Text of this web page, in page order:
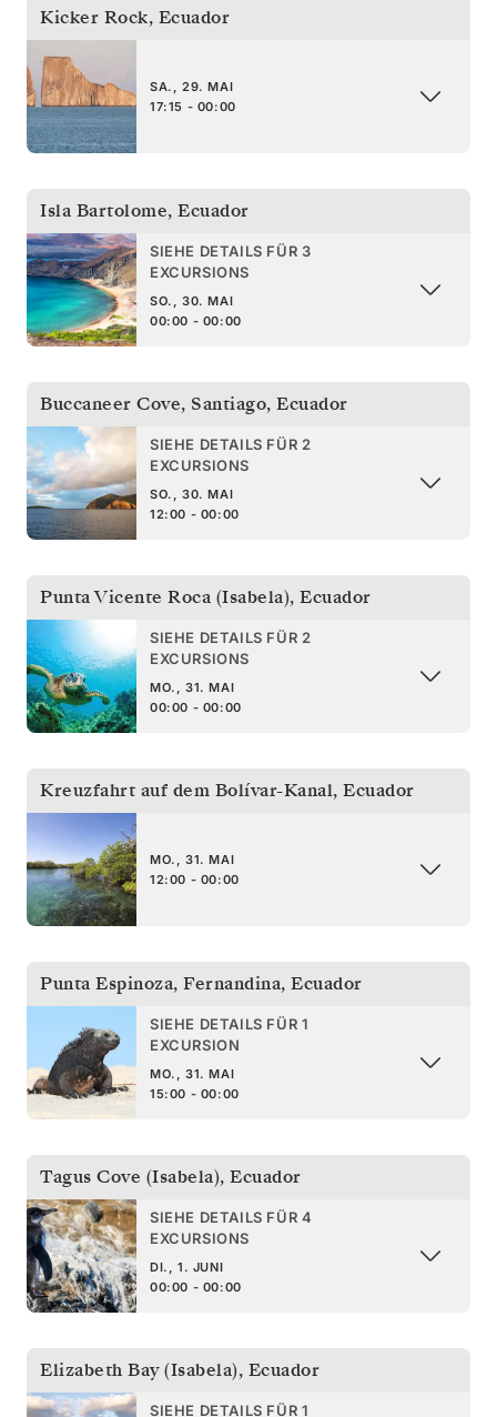
Kicker Rock, Ecuador
SA., 29. MAI
17:15 - 00:00
Isla Bartolome, Ecuador
SIEHE DETAILS FÜR 3
EXCURSIONS
SO., 30. MAI
00:00 - 00:00
Buccaneer Cove, Santiago, Ecuador
SIEHE DETAILS FÜR 2
EXCURSIONS
SO., 30. MAI
12:00 - 00:00
Punta Vicente Roca (Isabela), Ecuador
SIEHE DETAILS FÜR 2
EXCURSIONS
MO., 31. MAI
00:00 - 00:00
Kreuzfahrt auf dem Bolívar-Kanal, Ecuador
MO., 31. MAI
12:00 - 00:00
Punta Espinoza, Fernandina, Ecuador
SIEHE DETAILS FÜR 1
EXCURSION
MO., 31. MAI
15:00 - 00:00
Tagus Cove (Isabela), Ecuador
SIEHE DETAILS FÜR 4
EXCURSIONS
DI., 1. JUNI
00:00 - 00:00
Elizabeth Bay (Isabela), Ecuador
SIEHE DETAILS FÜR 1